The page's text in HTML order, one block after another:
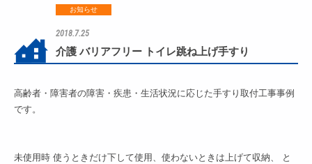
お知らせ
2018.7.25
介護 バリアフリー トイレ跳ね上げ手すり
高齢者・障害者の障害・疾患・生活状況に応じた手すり取付工事事例
です。
未使用時 使うときだけ下して使用、使わないときは上げて収納、 と